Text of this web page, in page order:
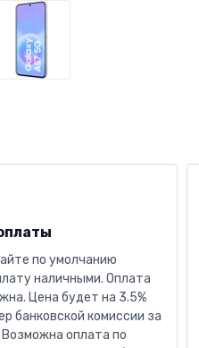
по умолчанию
наличными. Оплата
Цена будет на 3.5%
банковской комиссии за
оплата по